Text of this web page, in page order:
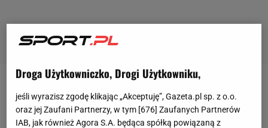
Damian Knyba coraz lepiej poczyna sobie w
zawodowym ringu. Po 13 wygranychwalkachpodjął
się nie lada wyzwania i skrzyżował rękawice z
Droga Użytkowniczko, Drogi Użytkowniku,
jeśli wyrazisz zgodę klikając „Akceptuję”, Gazeta.pl sp. z o.o.
oraz jej Zaufani Partnerzy, w tym [676] Zaufanych Partnerów
IAB, jak również Agora S.A. będąca spółką powiązaną z